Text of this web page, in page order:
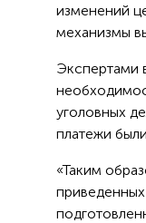
изменений
механизмы
Экспертами
уголовных
платежи
«Таким